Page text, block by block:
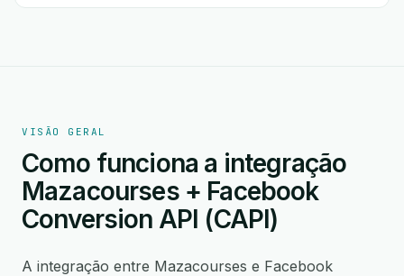
VISÃO GERAL
Como funciona a integração
Mazacourses + Facebook
Conversion API (CAPI)
A integração entre Mazacourses e Facebook